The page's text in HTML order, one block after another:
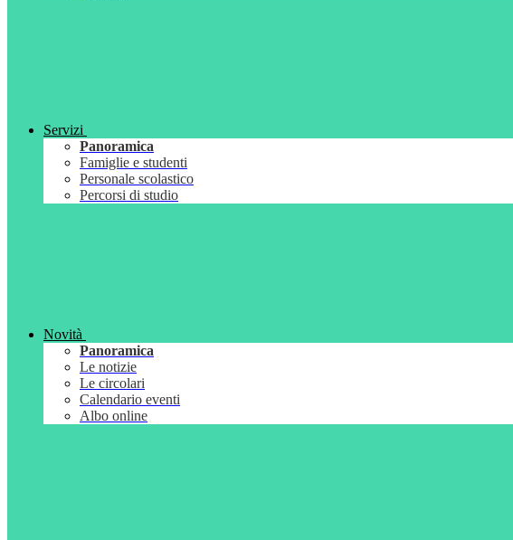
Servizi
Panoramica
Famiglie e studenti
Personale scolastico
Percorsi di studio
Novità
Panoramica
Le notizie
Le circolari
Calendario eventi
Albo online